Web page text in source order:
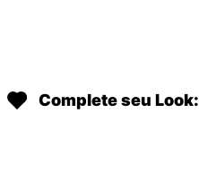
Complete seu Look: